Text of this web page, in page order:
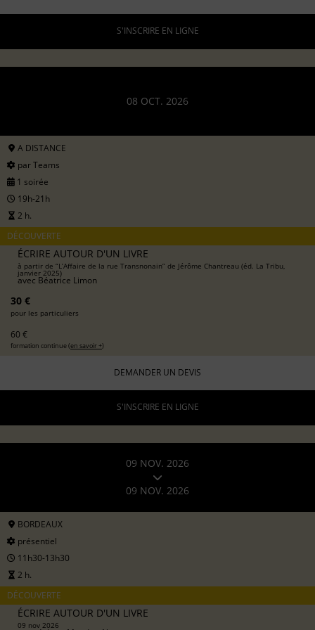
S'INSCRIRE EN LIGNE
08 OCT. 2026
A DISTANCE
par Teams
1 soirée
19h-21h
2 h.
DÉCOUVERTE
ÉCRIRE AUTOUR D'UN LIVRE
à partir de “L’Affaire de la rue Transnonain” de Jérôme Chantreau (éd. La Tribu,
janvier 2025)
avec Béatrice Limon
30 €
pour les particuliers
60 €
formation continue (en savoir +)
DEMANDER UN DEVIS
S'INSCRIRE EN LIGNE
09 NOV. 2026
09 NOV. 2026
BORDEAUX
présentiel
11h30-13h30
2 h.
DÉCOUVERTE
ÉCRIRE AUTOUR D'UN LIVRE
09 nov 2026